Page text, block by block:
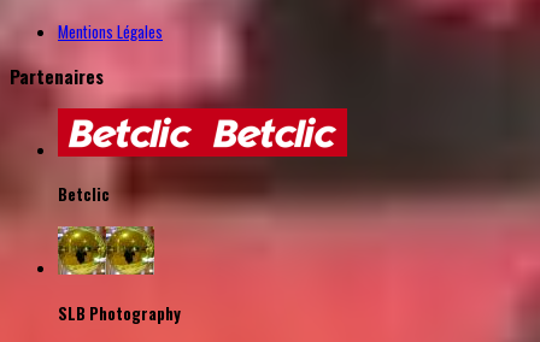
Mentions Légales
Partenaires
Betclic
SLB Photography